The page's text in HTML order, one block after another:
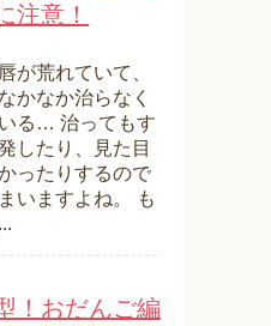
注意！
が荒れていて、
かなか治らなく
る… 治ってもす
したり、見た目
ったりするので
いますよね。 も
！おだんご編